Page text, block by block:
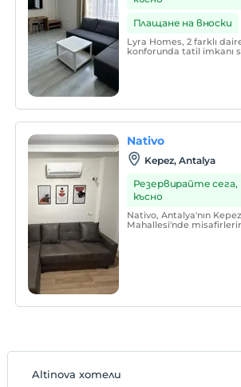
Плащане на вноски
Lyra Homes, 2 farklı
konforunda tatil imkanı
Nativo
Kepez, Antalya
Резервирайте
късно
Nativo, Antalya'nın
Mahallesi'nde
Altinova хотели